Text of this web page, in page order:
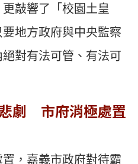
敲響了「校園土皇
地方政府與中央監察
對有法可管、有法可
劇 市府消極處置
，嘉義市政府對待霸